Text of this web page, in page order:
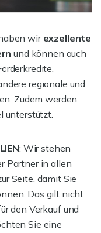
wir exzellente
und können auch
regionale und
Zudem werden
unterstützt.
: Wir stehen
Partner in allen
Seite, damit Sie
Das gilt nicht
den Verkauf und
Sie eine